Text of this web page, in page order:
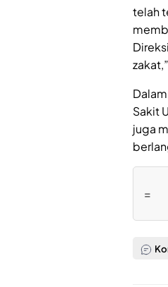
telah
Sakit
juga
=